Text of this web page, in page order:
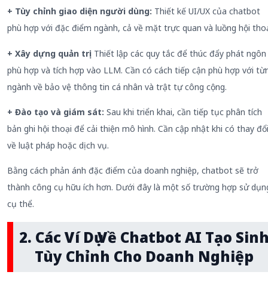
+ Tùy chỉnh giao diện người dùng: Thiết kế UI/UX của chatbot
phù hợp với đặc điểm ngành, cả về mặt trực quan và luồng hội
+ Xây dựng quản trị: Thiết lập các quy tắc để thúc đẩy phát ngôn
phù hợp và tích hợp vào LLM. Cần có cách tiếp cận phù hợp với
ngành về bảo vệ thông tin cá nhân và trật tự công cộng.
+ Đào tạo và giám sát: Sau khi triển khai, cần tiếp tục phân tích
bản ghi hội thoại để cải thiện mô hình. Cần cập nhật khi có thay đổi
về luật pháp hoặc dịch vụ.
Bằng cách phản ánh đặc điểm của doanh nghiệp, chatbot sẽ trở
thành công cụ hữu ích hơn. Dưới đây là một số trường hợp sử
cụ thể.
2. Các Ví Dụ Về Chatbot AI Tạo
Tùy Chỉnh Cho Doanh Nghiệp